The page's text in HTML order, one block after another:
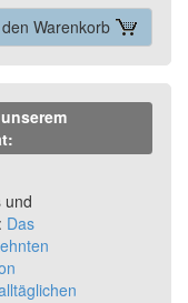
Warenkorb
und
Das